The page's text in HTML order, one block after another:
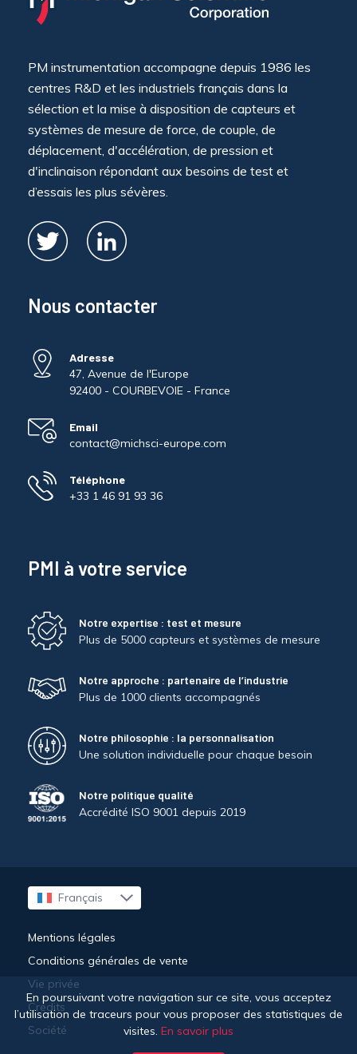
PM instrumentation accompagne depuis 1986 les
centres R&D et les industriels français dans la
sélection et la mise à disposition de capteurs et
systèmes de mesure de force, de couple, de
déplacement, d'accélération, de pression et
d'inclinaison répondant aux besoins de test et
d’essais les plus sévères.
Nous contacter
Adresse
47, Avenue de l'Europe
92400 - COURBEVOIE - France
Email
contact@michsci-europe.com
Téléphone
+33 1 46 91 93 36
PMI à votre service
Notre expertise : test et mesure
Plus de 5000 capteurs et systèmes de mesure
Notre approche : partenaire de l’industrie
Plus de 1000 clients accompagnés
Notre philosophie : la personnalisation
Une solution individuelle pour chaque besoin
Notre politique qualité
Accrédité ISO 9001 depuis 2019
Français
English
Mentions légales
Conditions générales de vente
Vie privée
Crédits
Société
En poursuivant votre navigation sur ce site, vous acceptez
l’utilisation de traceurs pour vous proposer des statistiques de
visites. En savoir plus